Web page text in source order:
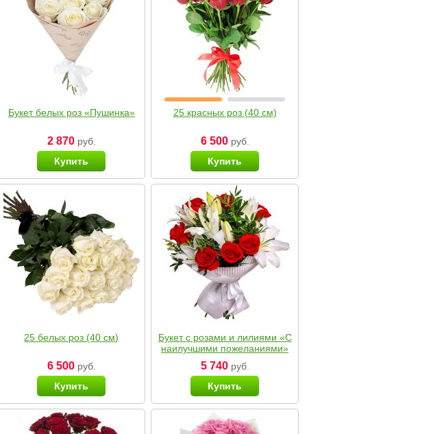
Букет белых роз «Пушинка»
2 870руб.
Купить
25 красных роз (40 см)
6 500руб.
Купить
25 белых роз (40 см)
6 500руб.
Купить
Букет с розами и лилиями «С
наилучшими пожеланиями»
5 740руб.
Купить